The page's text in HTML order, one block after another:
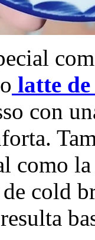
latte
con
como
cold